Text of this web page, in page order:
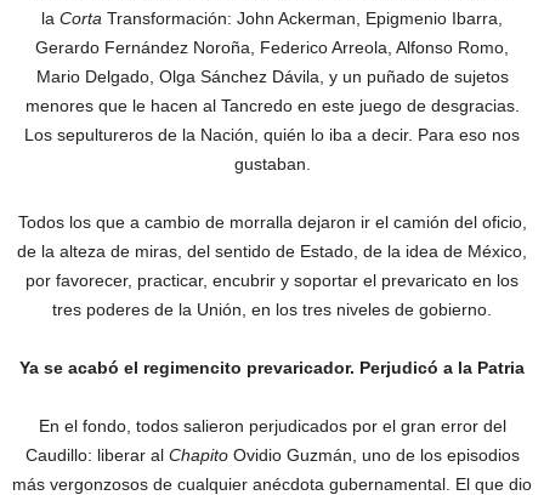
la Corta Transformación: John Ackerman, Epigmenio Ibarra,
Gerardo Fernández Noroña, Federico Arreola, Alfonso Romo,
Mario Delgado, Olga Sánchez Dávila, y un puñado de sujetos
menores que le hacen al Tancredo en este juego de desgracias.
Los sepultureros de la Nación, quién lo iba a decir. Para eso nos
gustaban.
Todos los que a cambio de morralla dejaron ir el camión del oficio,
de la alteza de miras, del sentido de Estado, de la idea de México,
por favorecer, practicar, encubrir y soportar el prevaricato en los
tres poderes de la Unión, en los tres niveles de gobierno.
Ya se acabó el regimencito prevaricador. Perjudicó a la Patria
En el fondo, todos salieron perjudicados por el gran error del
Caudillo: liberar al ChapitoOvidio Guzmán, uno de los episodios
más vergonzosos de cualquier anécdota gubernamental. El que dio